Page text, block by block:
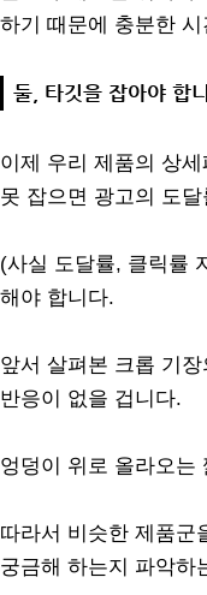
하기 때문에 충분한
둘, 타깃을 잡아야 합
이제 우리 제품의 상
못 잡으면 광고의 도
(사실 도달률, 클릭률
해야 합니다.
앞서 살펴본 크롭 기
반응이 없을 겁니다.
엉덩이 위로 올라오는
따라서 비슷한 제품군
궁금해 하는지 파악하